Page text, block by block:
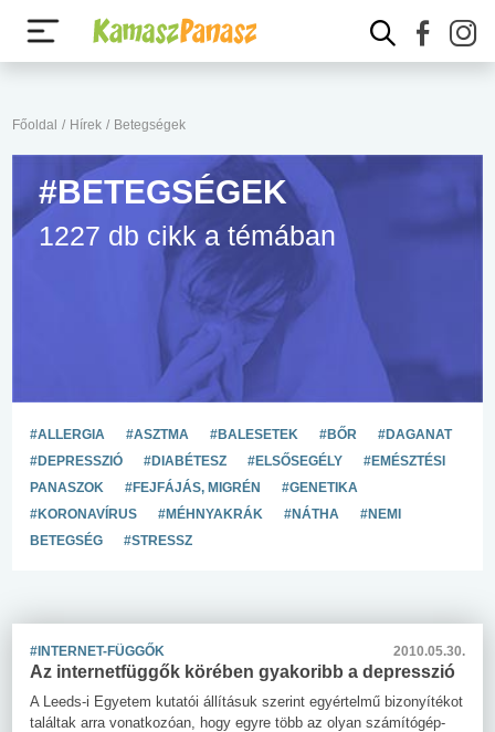
Főoldal / Hírek / Betegségek
#BETEGSÉGEK
1227 db cikk a témában
#ALLERGIA #ASZTMA #BALESETEK #BŐR
#DAGANAT
#DEPRESSZIÓ
#DIABÉTESZ #ELSŐSEGÉLY
#EMÉSZTÉSI
PANASZOK
#FEJFÁJÁS, MIGRÉN
#GENETIKA
#KORONAVÍRUS
#MÉHNYAKRÁK #NÁTHA
#NEMI
BETEGSÉG
#STRESSZ
#INTERNET-FÜGGŐK 2010.05.30.
Az internetfüggők körében gyakoribb a depresszió
A Leeds-i Egyetem kutatói állításuk szerint egyértelmű bizonyítékot
találtak arra vonatkozóan, hogy egyre több az olyan számítógép-